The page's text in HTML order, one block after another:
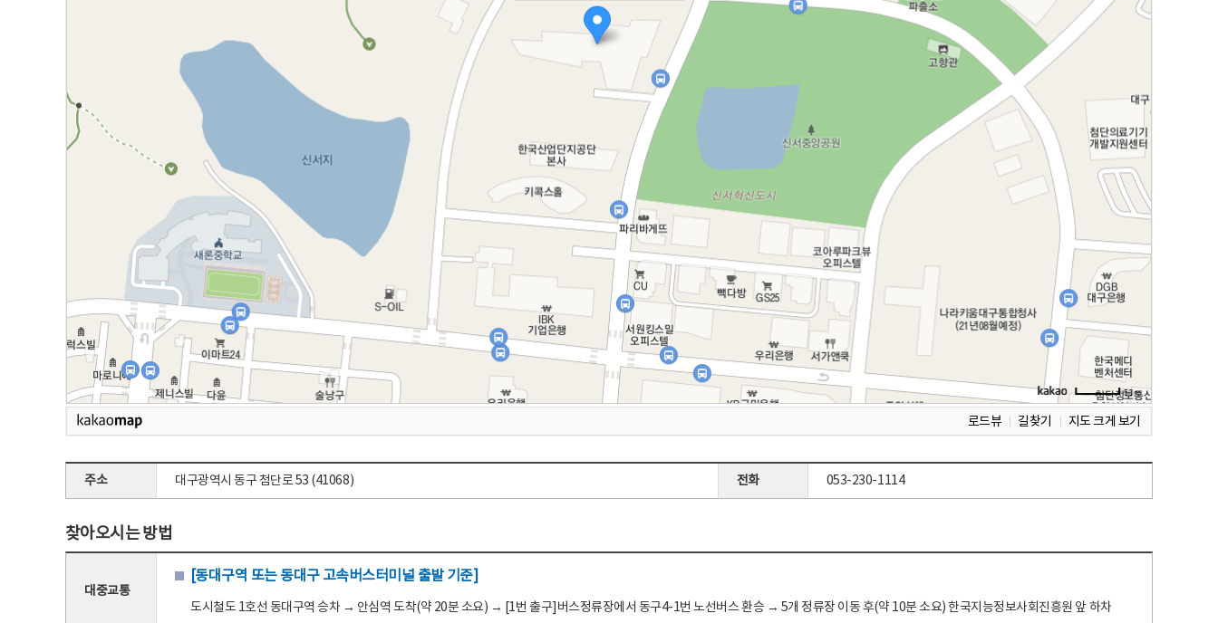
로드뷰 길찾기 지도 크게 보기
주소 대구광역시 동구 첨단로 53 (41068) 전화 053-230-1114
찾아오시는 방법
대중교통
[동대구역 또는 동대구 고속버스터미널 출발 기준]
도시철도 1호선 동대구역 승차 → 안심역 도착(약 20분 소요) → [1번 출구]버스정류장에서 동구4-1번 노선버스 환승 → 5개 정류장 이동 후(약 10분 소요) 한국지능정보사회진흥원 앞 하차